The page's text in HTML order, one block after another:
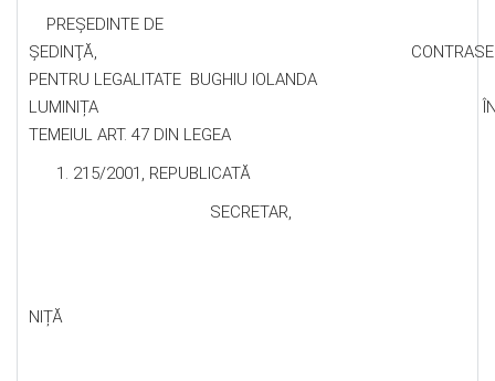
PREŞEDINTE DE
ŞEDINŢĂ,
PENTRU LEGALITATE BUGHIU IOLANDA
LUMINIȚA
TEMEIUL ART. 47 DIN LEGEA
215/2001, REPUBLICATĂ
SECRETAR,
NIȚĂ